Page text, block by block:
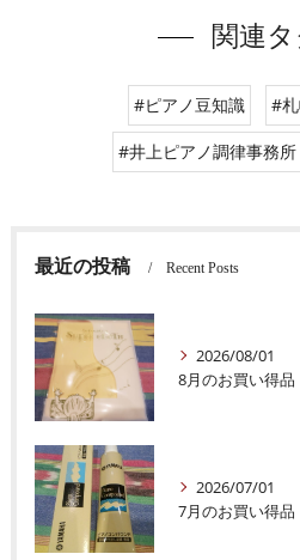
関連
#ピアノ豆知識 #
#井上ピアノ調律事務所
最近の投稿 Recent Posts
2026/08/01
8月のお買い得品
2026/07/01
7月のお買い得品